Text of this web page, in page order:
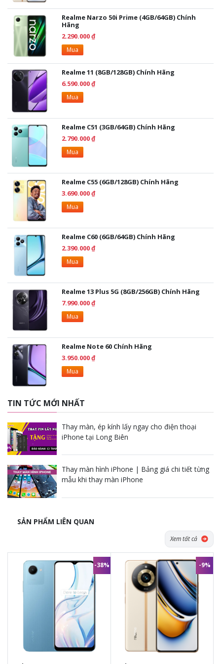
Thời Lượng Pin 5000mAh và Sạc Nhanh
33W
realme C53 trang bị viên pin 5000mAh, giúp bạn sử dụng thoải
mái suốt cả ngày mà không lo hết pin. Bạn có thể chơi game,
xem phim, làm việc hoặc lướt web mà không phải lo lắng về
việc sạc lại. Máy còn hỗ trợ sạc nhanh 33W, giúp bạn nạp đầy
năng lượng chỉ trong thời gian ngắn, tiết kiệm thời gian và luôn
sẵn sàng cho những cuộc hành trình tiếp theo.
Giao Diện realme UI 4.0, Mượt Mà và
Tiện Ích
realme C53 chạy trên hệ điều hành Android 13 với giao diện
Realme UI 4.0, mang lại trải nghiệm mượt mà và dễ sử dụng.
Giao diện này có nhiều tính năng tiện ích như chế độ bảo mật
vân tay dưới màn hình, nhận diện khuôn mặt, chế độ tiết kiệm
đổi giữa các ứng dụng, và giao diện cũng rất dễ dàng sử dụng
Realme Narzo 50i Prime (4GB/64GB) Chính
Hãng
2.290.000 ₫
Mua
Realme 11 (8GB/128GB) Chính Hãng
6.590.000 ₫
Mua
Realme C51 (3GB/64GB) Chính Hãng
2.790.000 ₫
Mua
Realme C55 (6GB/128GB) Chính Hãng
3.690.000 ₫
Mua
Realme C60 (6GB/64GB) Chính Hãng
2.390.000 ₫
Mua
Realme 13 Plus 5G (8GB/256GB) Chính Hãng
7.990.000 ₫
Mua
Realme Note 60 Chính Hãng
3.950.000 ₫
Mua
TIN TỨC MỚI NHẤT
Thay màn, ép kính lấy ngay cho điện thoại
iPhone tại Long Biên
Thay màn hình iPhone | Bảng giá chi tiết từng
mẫu khi thay màn iPhone
SẢN PHẨM LIÊN QUAN
Xem tất cả
-38%
2.490.000đ 3.990.000đ
ầy đủ phụ kiện
từ nhà sản
1 đổi 1 trong vòng 30 ngày
có lỗi phần cứng từ nhà sản xuất
Bảo hành 12 thángchính hãng
tại trung bảo hành Chính hãng
-9%
10.990.000đ 11.990.000đ
ầy đủ phụ kiệntừ nhà sản
1 đổi 1 trong vòng 30 ngàynếu
có lỗi phần cứng từ nhà sản xuất
Bảo hành 12 thángchính hãng
tại trung bảo hành Chính hãng